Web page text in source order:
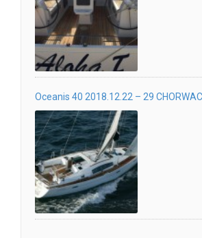
Oceanis 40 2018.12.22 – 29